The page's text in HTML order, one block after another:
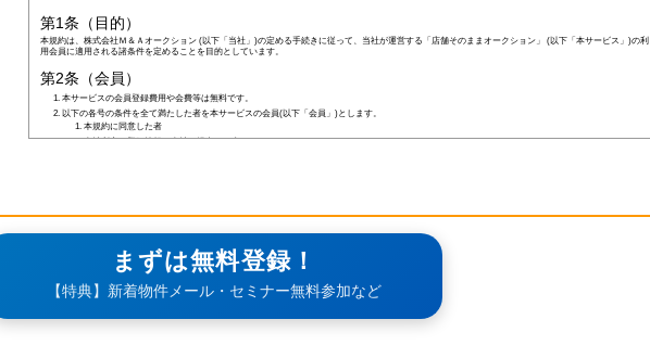
第1条（目的）
本規約は、株式会社Ｍ＆Ａオークション (以下「当社」)の定める手続きに従って、当社が運営する「店舗そのままオークション」 (以下「本サービス」)の利
用会員に適用される諸条件を定めることを目的としています。
第2条（会員）
本サービスの会員登録費用や会費等は無料です。
以下の各号の条件を全て満たした者を本サービスの会員(以下「会員」)とします。
本規約に同意した者
当社所定の登録情報を当社へ提出した者
合を除きます)
日本国外に在住の者
当社へ虚偽の事項を報告した者
破産状態もしくはそれと同等の状態にあり、信用状態が著しく悪化している者
二重に会員登録している者
当社、本サービス、又は他の会員の信用もしくは権利を侵害する恐れがあると当社が判断した者
まずは無料登録！
【特典】新着物件メール・セミナー無料参加など